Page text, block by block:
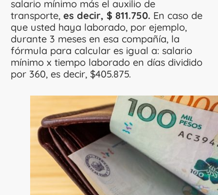
salario mínimo más el auxilio de
transporte,es decir, $ 811.750. En caso de
que usted haya laborado, por ejemplo,
durante 3 meses en esa compañía, la
fórmula para calcular es igual a: salario
mínimo x tiempo laborado en días dividido
por 360, es decir, $405.875.